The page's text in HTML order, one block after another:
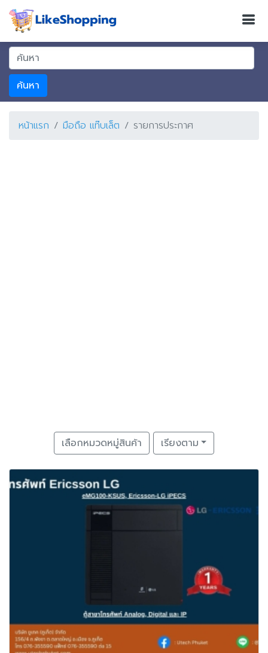
ค้นหา
หน้าแรก มือถือ แท๊บเล็ต รายการประกาศ
เลือกหมวดหมู่สินค้า เรียงตาม